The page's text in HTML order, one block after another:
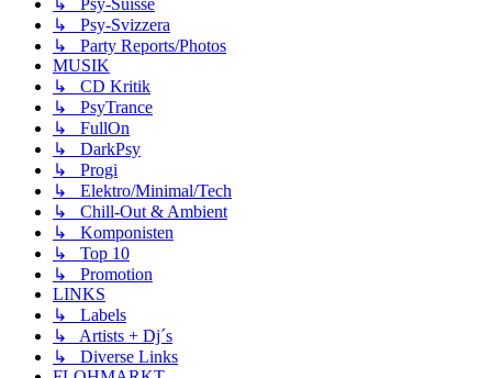
↳ Psy-Suisse
↳ Psy-Svizzera
↳ Party Reports/Photos
MUSIK
↳ CD Kritik
↳ PsyTrance
↳ FullOn
↳ DarkPsy
↳ Progi
↳ Elektro/Minimal/Tech
↳ Chill-Out & Ambient
↳ Komponisten
↳ Top 10
↳ Promotion
LINKS
↳ Labels
↳ Artists + Dj´s
↳ Diverse Links